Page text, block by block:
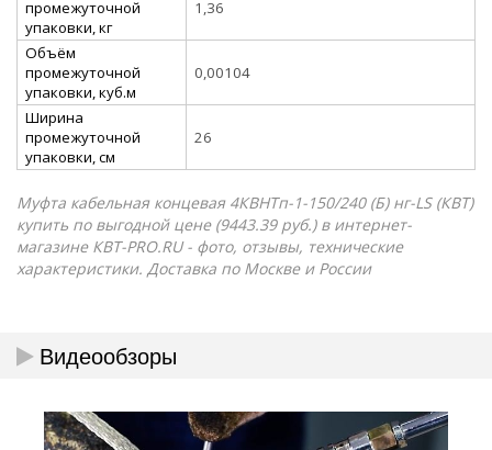
промежуточной
упаковки, кг
1,36
Объём
промежуточной
упаковки, куб.м
0,00104
Ширина
промежуточной
упаковки, см
26
Муфта кабельная концевая 4КВНТп-1-150/240 (Б) нг-LS (КВТ)
купить по выгодной цене (9443.39 руб.) в интернет-
магазине КВТ-PRO.RU - фото, отзывы, технические
характеристики. Доставка по Москве и России
Видеообзоры